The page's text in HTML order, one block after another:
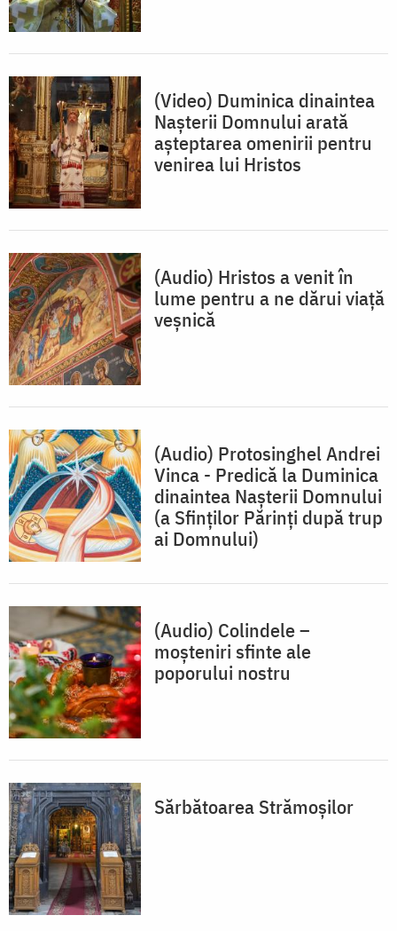
(Video) Duminica dinaintea
Nașterii Domnului arată
așteptarea omenirii pentru
venirea lui Hristos
(Audio) Hristos a venit în
lume pentru a ne dărui viață
veșnică
(Audio) Protosinghel Andrei
Vinca - Predică la Duminica
dinaintea Nașterii Domnului
(a Sfinților Părinți după trup
ai Domnului)
(Audio) Colindele –
moşteniri sfinte ale
poporului nostru
Sărbătoarea Strămoșilor